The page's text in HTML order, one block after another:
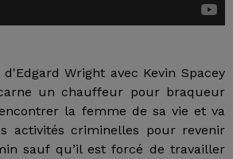
Wright avec Kevin Spacey
un chauffeur pour braqueur
la femme de sa vie et va
activités criminelles pour revenir
sauf qu’il est forcé de travailler